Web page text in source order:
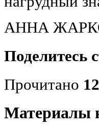
АННА
Поделитесь
Прочитано
Материалы